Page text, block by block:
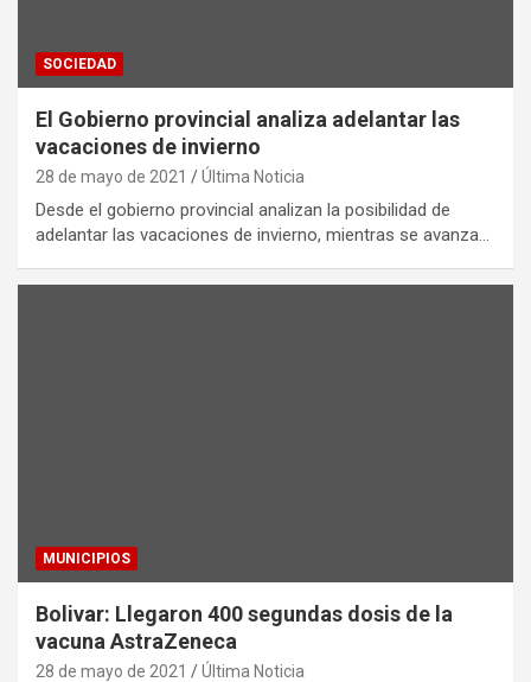
SOCIEDAD
El Gobierno provincial analiza adelantar las
vacaciones de invierno
28 de mayo de 2021 Última Noticia
Desde el gobierno provincial analizan la posibilidad de
adelantar las vacaciones de invierno, mientras se avanza…
MUNICIPIOS
Bolivar: Llegaron 400 segundas dosis de la
vacuna AstraZeneca
28 de mayo de 2021 Última Noticia